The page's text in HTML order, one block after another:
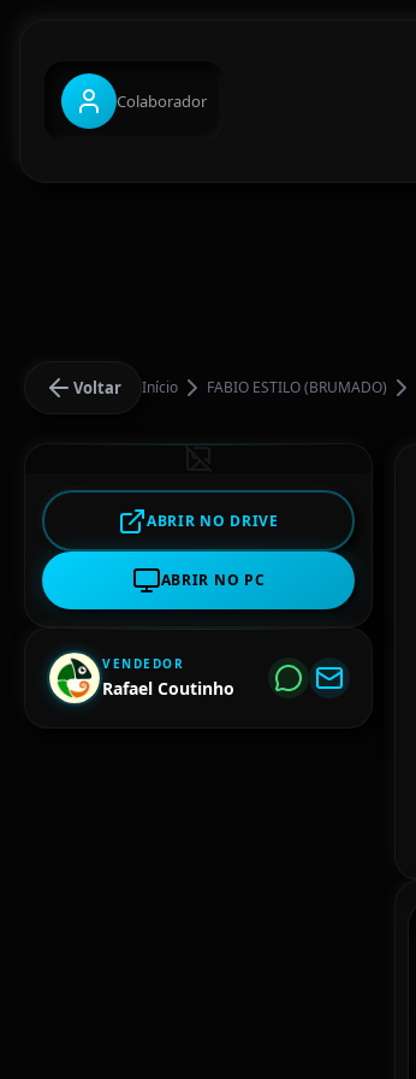
Colaborador
Voltar Início FABIO ESTILO (BRUMADO)
ABRIR NO DRIVE
ABRIR NO PC
VENDEDOR
Rafael Coutinho